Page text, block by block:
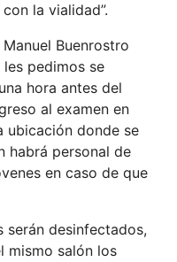
la vialidad”.
Buenrostro
les pedimos se
hora antes del
al examen en
ubicación donde se
habrá personal de
en caso de que
serán desinfectados,
mismo salón los